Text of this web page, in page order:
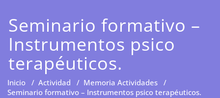
Seminario formativo –
Instrumentos psico
terapéuticos.
Inicio / Actividad / Memoria Actividades /
Seminario formativo – Instrumentos psico terapéuticos.